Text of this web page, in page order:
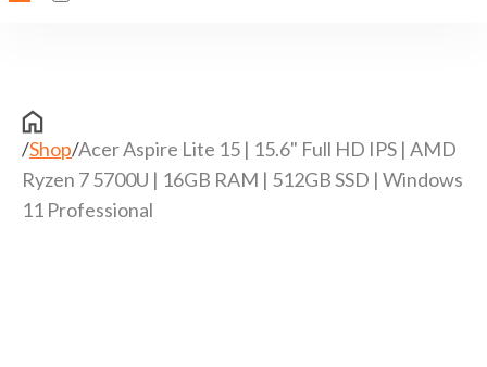
/Shop/Acer Aspire Lite 15 | 15.6" Full HD IPS | AMD
Ryzen 7 5700U | 16GB RAM | 512GB SSD | Windows
11 Professional